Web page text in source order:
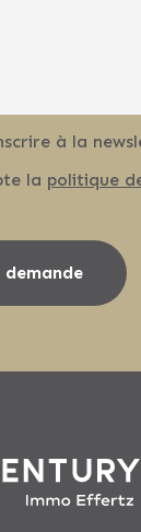
à la
la politique
demande